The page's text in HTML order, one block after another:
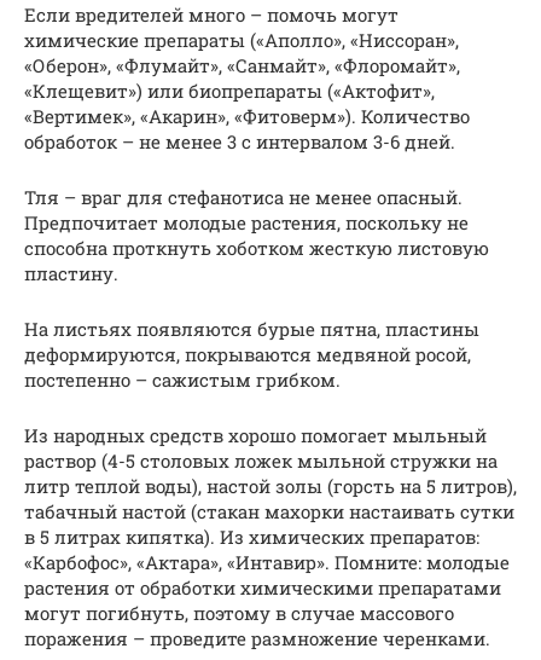
Если вредителей много – помочь могут
химические препараты («Аполло», «Ниссоран»,
«Оберон», «Флумайт», «Санмайт», «Флоромайт»,
«Клещевит») или биопрепараты («Актофит»,
«Вертимек», «Акарин», «Фитоверм»). Количество
обработок – не менее 3 с интервалом 3-6 дней.
Тля – враг для стефанотиса не менее опасный.
Предпочитает молодые растения, поскольку не
способна проткнуть хоботком жесткую листовую
пластину.
На листьях появляются бурые пятна, пластины
деформируются, покрываются медвяной росой,
постепенно – сажистым грибком.
Из народных средств хорошо помогает мыльный
раствор (4-5 столовых ложек мыльной стружки на
литр теплой воды), настой золы (горсть на 5 литров),
табачный настой (стакан махорки настаивать сутки
в 5 литрах кипятка). Из химических препаратов:
«Карбофос», «Актара», «Интавир». Помните: молодые
растения от обработки химическими препаратами
могут погибнуть, поэтому в случае массового
поражения – проведите размножение черенками.